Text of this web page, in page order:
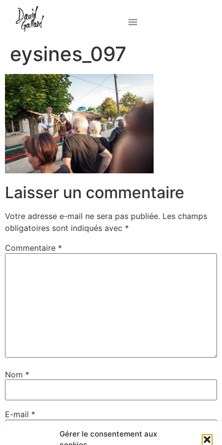
Gérer le consentement aux
eysines_097
Laisser un commentaire
Votre adresse e-mail ne sera pas publiée. Les champs
obligatoires sont indiqués avec *
Commentaire *
Nom *
E-mail *